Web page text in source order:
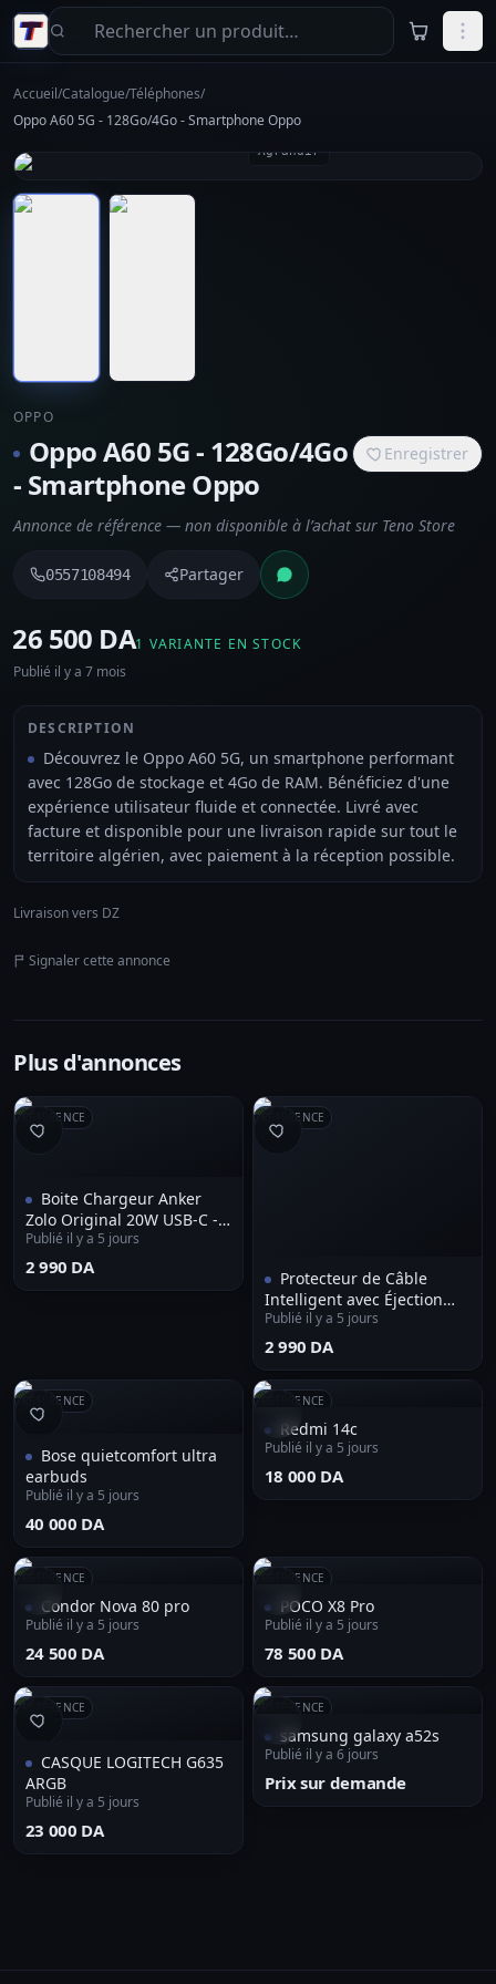
Aller au contenu principal
Accueil/Catalogue/Téléphones/
Oppo A60 5G - 128Go/4Go - Smartphone Oppo
Agrandir
OPPO
Oppo A60 5G - 128Go/4Go
- Smartphone Oppo
Enregistrer
Annonce de référence — non disponible à l’achat sur Teno Store
0557108494 Partager
⁦26 500 DA⁩1 VARIANTE EN STOCK
Publié il y a 7 mois
DESCRIPTION
Découvrez le Oppo A60 5G, un smartphone performant
avec 128Go de stockage et 4Go de RAM. Bénéficiez d'une
expérience utilisateur fluide et connectée. Livré avec
facture et disponible pour une livraison rapide sur tout le
territoire algérien, avec paiement à la réception possible.
Livraison vers DZ
Signaler cette annonce
Plus d'annonces
RÉFÉRENCE
Boite Chargeur Anker
Zolo Original 20W USB-C -
شاحن أصلي
Publié il y a 5 jours
⁦2 990 DA⁩
RÉFÉRENCE
Protecteur de Câble
Intelligent avec Éjection
Automatique et Anti-
Surcharge - وصلة حماية
التلقائي
Publié il y a 5 jours
⁦2 990 DA⁩
RÉFÉRENCE
Bose quietcomfort ultra
earbuds
Publié il y a 5 jours
⁦40 000 DA⁩
RÉFÉRENCE
Redmi 14c
Publié il y a 5 jours
⁦18 000 DA⁩
RÉFÉRENCE
Condor Nova 80 pro
Publié il y a 5 jours
⁦24 500 DA⁩
RÉFÉRENCE
POCO X8 Pro
Publié il y a 5 jours
⁦78 500 DA⁩
RÉFÉRENCE
CASQUE LOGITECH G635
ARGB
Publié il y a 5 jours
⁦23 000 DA⁩
RÉFÉRENCE
samsung galaxy a52s
Publié il y a 6 jours
Prix sur demande